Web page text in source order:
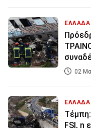
ΕΛΛΑΔΑ
02
ΕΛΛΑΔΑ
FSI, η